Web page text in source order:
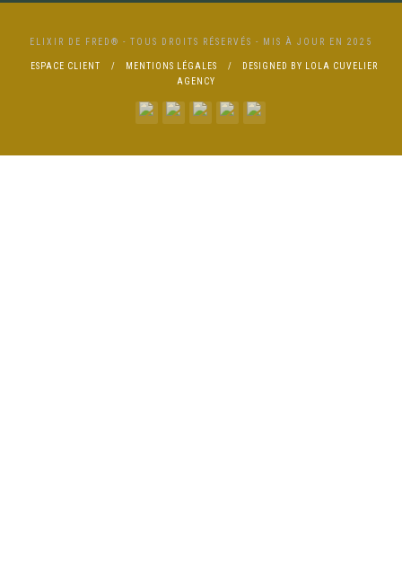
ELIXIR DE FRED® - TOUS DROITS RÉSERVÉS - MIS À JOUR EN 2025
ESPACE CLIENT MENTIONS LÉGALES
DESIGNED BY LOLA CUVELIER
AGENCY